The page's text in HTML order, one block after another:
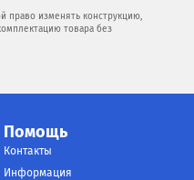
право изменять конструкцию,
товара без
Помощь
Контакты
Информация